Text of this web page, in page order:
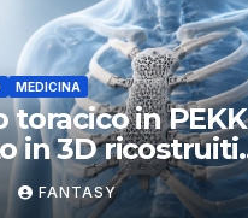
MEDICINA
toracico in PEKK
in 3D ricostruiti
dopo un
FANTASY